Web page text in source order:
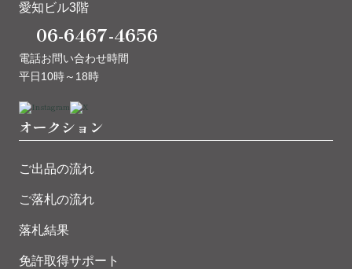
愛知ビル3階
06-6467-4656
電話お問い合わせ時間
平日10時～18時
オークション
ご出品の流れ
ご落札の流れ
落札結果
免許取得サポート